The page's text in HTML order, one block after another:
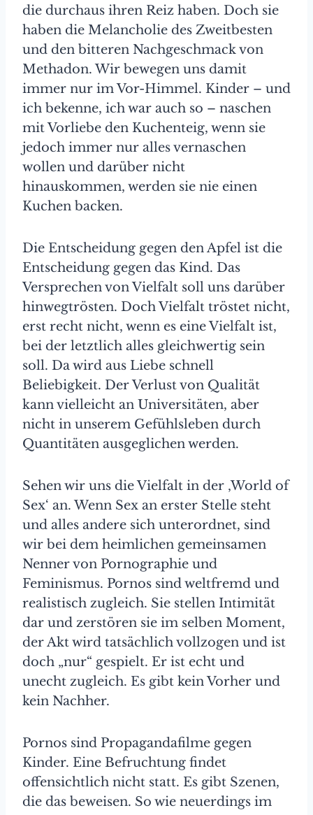
die durchaus ihren Reiz haben. Doch sie
haben die Melancholie des Zweitbesten
und den bitteren Nachgeschmack von
Methadon. Wir bewegen uns damit
immer nur im Vor-Himmel. Kinder – und
ich bekenne, ich war auch so – naschen
mit Vorliebe den Kuchenteig, wenn sie
jedoch immer nur alles vernaschen
wollen und darüber nicht
hinauskommen, werden sie nie einen
Kuchen backen.
Die Entscheidung gegen den Apfel ist die
Entscheidung gegen das Kind. Das
Versprechen von Vielfalt soll uns darüber
hinwegtrösten. Doch Vielfalt tröstet nicht,
erst recht nicht, wenn es eine Vielfalt ist,
bei der letztlich alles gleichwertig sein
soll. Da wird aus Liebe schnell
Beliebigkeit. Der Verlust von Qualität
kann vielleicht an Universitäten, aber
nicht in unserem Gefühlsleben durch
Quantitäten ausgeglichen werden.
Sehen wir uns die Vielfalt in der ‚World of
Sex‘ an. Wenn Sex an erster Stelle steht
und alles andere sich unterordnet, sind
wir bei dem heimlichen gemeinsamen
Nenner von Pornographie und
Feminismus. Pornos sind weltfremd und
realistisch zugleich. Sie stellen Intimität
dar und zerstören sie im selben Moment,
der Akt wird tatsächlich vollzogen und ist
doch „nur“ gespielt. Er ist echt und
unecht zugleich. Es gibt kein Vorher und
kein Nachher.
Pornos sind Propagandafilme gegen
Kinder. Eine Befruchtung findet
offensichtlich nicht statt. Es gibt Szenen,
die das beweisen. So wie neuerdings im